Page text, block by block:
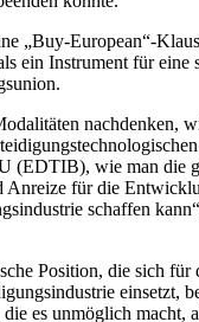
„Buy-European“-
ein Instrument für eine
nachdenken,
(EDTIB), wie man die
Anreize für die
schaffen
Position, die sich
einsetzt,
es unmöglich macht,